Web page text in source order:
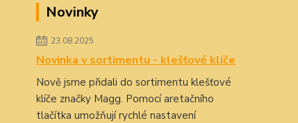
Novinky
23.08.2025
Novinka v sortimentu - klešťové klíče
Nově jsme přidali do sortimentu klešťové
klíče značky Magg. Pomocí aretačního
tlačítka umožňují rychlé nastavení